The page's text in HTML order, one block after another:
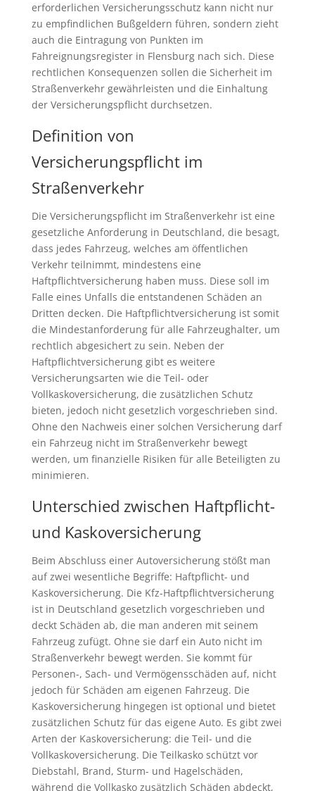
erforderlichen Versicherungsschutz kann nicht nur
zu empfindlichen Bußgeldern führen, sondern zieht
auch die Eintragung von Punkten im
Fahreignungsregister in Flensburg nach sich. Diese
rechtlichen Konsequenzen sollen die Sicherheit im
Straßenverkehr gewährleisten und die Einhaltung
der Versicherungspflicht durchsetzen.
Definition von
Versicherungspflicht im
Straßenverkehr
Die Versicherungspflicht im Straßenverkehr ist eine
gesetzliche Anforderung in Deutschland, die besagt,
dass jedes Fahrzeug, welches am öffentlichen
Verkehr teilnimmt, mindestens eine
Haftpflichtversicherung haben muss. Diese soll im
Falle eines Unfalls die entstandenen Schäden an
Dritten decken. Die Haftpflichtversicherung ist somit
die Mindestanforderung für alle Fahrzeughalter, um
rechtlich abgesichert zu sein. Neben der
Haftpflichtversicherung gibt es weitere
Versicherungsarten wie die Teil- oder
Vollkaskoversicherung, die zusätzlichen Schutz
bieten, jedoch nicht gesetzlich vorgeschrieben sind.
Ohne den Nachweis einer solchen Versicherung darf
ein Fahrzeug nicht im Straßenverkehr bewegt
werden, um finanzielle Risiken für alle Beteiligten zu
minimieren.
Unterschied zwischen Haftpflicht-
und Kaskoversicherung
Beim Abschluss einer Autoversicherung stößt man
auf zwei wesentliche Begriffe: Haftpflicht- und
Kaskoversicherung. Die Kfz-Haftpflichtversicherung
ist in Deutschland gesetzlich vorgeschrieben und
deckt Schäden ab, die man anderen mit seinem
Fahrzeug zufügt. Ohne sie darf ein Auto nicht im
Straßenverkehr bewegt werden. Sie kommt für
Personen-, Sach- und Vermögensschäden auf, nicht
jedoch für Schäden am eigenen Fahrzeug. Die
Kaskoversicherung hingegen ist optional und bietet
zusätzlichen Schutz für das eigene Auto. Es gibt zwei
Arten der Kaskoversicherung: die Teil- und die
Vollkaskoversicherung. Die Teilkasko schützt vor
Diebstahl, Brand, Sturm- und Hagelschäden,
während die Vollkasko zusätzlich Schäden abdeckt,